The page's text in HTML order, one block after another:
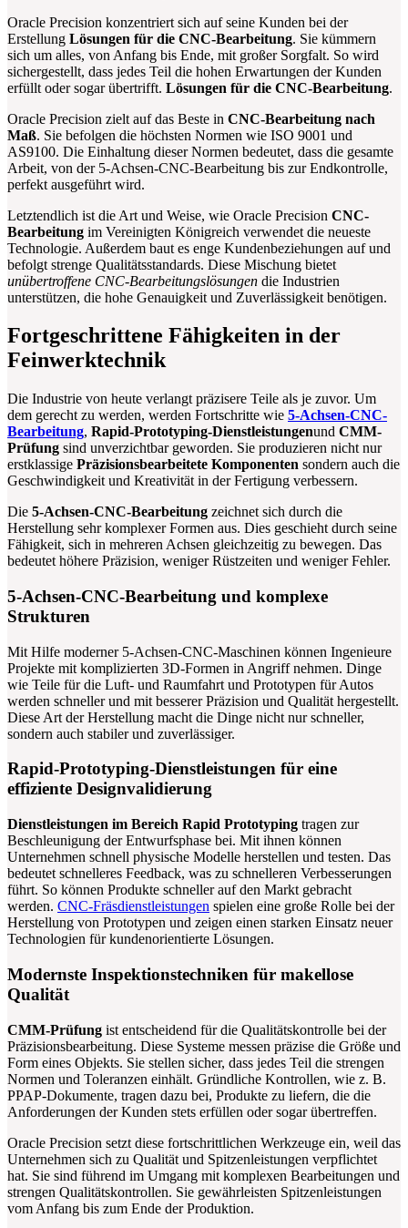
Oracle Precision konzentriert sich auf seine Kunden bei der
Erstellung Lösungen für die CNC-Bearbeitung. Sie kümmern
sich um alles, von Anfang bis Ende, mit großer Sorgfalt. So wird
sichergestellt, dass jedes Teil die hohen Erwartungen der Kunden
erfüllt oder sogar übertrifft. Lösungen für die CNC-Bearbeitung.
Oracle Precision zielt auf das Beste in CNC-Bearbeitung nach
Maß. Sie befolgen die höchsten Normen wie ISO 9001 und
AS9100. Die Einhaltung dieser Normen bedeutet, dass die gesamte
Arbeit, von der 5-Achsen-CNC-Bearbeitung bis zur Endkontrolle,
perfekt ausgeführt wird.
Letztendlich ist die Art und Weise, wie Oracle Precision CNC-
Bearbeitung im Vereinigten Königreich verwendet die neueste
Technologie. Außerdem baut es enge Kundenbeziehungen auf und
befolgt strenge Qualitätsstandards. Diese Mischung bietet
unübertroffene CNC-Bearbeitungslösungen die Industrien
unterstützen, die hohe Genauigkeit und Zuverlässigkeit benötigen.
Fortgeschrittene Fähigkeiten in der
Feinwerktechnik
Die Industrie von heute verlangt präzisere Teile als je zuvor. Um
dem gerecht zu werden, werden Fortschritte wie 5-Achsen-CNC-
Bearbeitung, Rapid-Prototyping-Dienstleistungenund CMM-
Prüfung sind unverzichtbar geworden. Sie produzieren nicht nur
erstklassige Präzisionsbearbeitete Komponenten sondern auch die
Geschwindigkeit und Kreativität in der Fertigung verbessern.
Die 5-Achsen-CNC-Bearbeitung zeichnet sich durch die
Herstellung sehr komplexer Formen aus. Dies geschieht durch seine
Fähigkeit, sich in mehreren Achsen gleichzeitig zu bewegen. Das
bedeutet höhere Präzision, weniger Rüstzeiten und weniger Fehler.
5-Achsen-CNC-Bearbeitung und komplexe
Strukturen
Mit Hilfe moderner 5-Achsen-CNC-Maschinen können Ingenieure
Projekte mit komplizierten 3D-Formen in Angriff nehmen. Dinge
wie Teile für die Luft- und Raumfahrt und Prototypen für Autos
werden schneller und mit besserer Präzision und Qualität hergestellt.
Diese Art der Herstellung macht die Dinge nicht nur schneller,
sondern auch stabiler und zuverlässiger.
Rapid-Prototyping-Dienstleistungen für eine
effiziente Designvalidierung
Dienstleistungen im Bereich Rapid Prototyping tragen zur
Beschleunigung der Entwurfsphase bei. Mit ihnen können
Unternehmen schnell physische Modelle herstellen und testen. Das
bedeutet schnelleres Feedback, was zu schnelleren Verbesserungen
führt. So können Produkte schneller auf den Markt gebracht
werden. CNC-Fräsdienstleistungen spielen eine große Rolle bei der
Herstellung von Prototypen und zeigen einen starken Einsatz neuer
Technologien für kundenorientierte Lösungen.
Modernste Inspektionstechniken für makellose
Qualität
CMM-Prüfung ist entscheidend für die Qualitätskontrolle bei der
Präzisionsbearbeitung. Diese Systeme messen präzise die Größe und
Form eines Objekts. Sie stellen sicher, dass jedes Teil die strengen
Normen und Toleranzen einhält. Gründliche Kontrollen, wie z. B.
PPAP-Dokumente, tragen dazu bei, Produkte zu liefern, die die
Anforderungen der Kunden stets erfüllen oder sogar übertreffen.
Oracle Precision setzt diese fortschrittlichen Werkzeuge ein, weil das
Unternehmen sich zu Qualität und Spitzenleistungen verpflichtet
hat. Sie sind führend im Umgang mit komplexen Bearbeitungen und
strengen Qualitätskontrollen. Sie gewährleisten Spitzenleistungen
vom Anfang bis zum Ende der Produktion.